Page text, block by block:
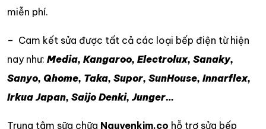
miễn phí.
– Cam kết sửa được tất cả các loại bếp điện từ hiện
nay như: Media, Kangaroo, Electrolux, Sanaky,
Sanyo, Qhome, Taka, Supor, SunHouse, Innarflex,
Irkua Japan, Saijo Denki, Junger…
Trung tâm sữa chữa Nguyenkim.co hỗ trợ sửa bếp